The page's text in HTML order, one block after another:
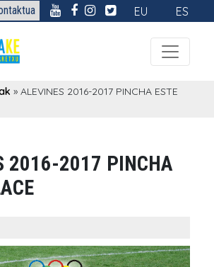
EU ES
»ALEVINES 2016-2017 PINCHA ESTE
2016-2017 PINCHA